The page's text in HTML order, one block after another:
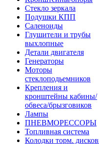
Стекло зеркала
Подушки КПП
Саленоиды
Глушители и трубы
выхлопные
Детали двигателя
Генераторы
Моторы
стеклоподьемников
Крепления и
кронштейны кабины/
обвеса/брызговиков
Лампы
ПНЕВМОРЕССОРЫ
Топливная система
Колодки торм.